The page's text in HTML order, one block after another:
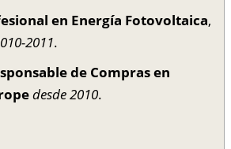
en Energía Fotovoltaica,
2011.
de Compras en
desde 2010.